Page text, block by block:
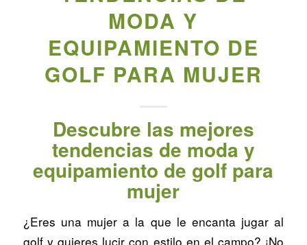
MODA Y
EQUIPAMIENTO DE
GOLF PARA MUJER
Descubre las mejores
tendencias de moda y
equipamiento de golf para
mujer
¿Eres una mujer a la que le encanta jugar al
golf y quieres lucir con estilo en el campo? ¡No